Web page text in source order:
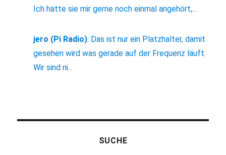
Ich hätte sie mir gerne noch einmal angehört,...
jero (Pi Radio): Das ist nur ein Platzhalter, damit
gesehen wird was gerade auf der Frequenz läuft.
Wir sind ni...
SUCHE